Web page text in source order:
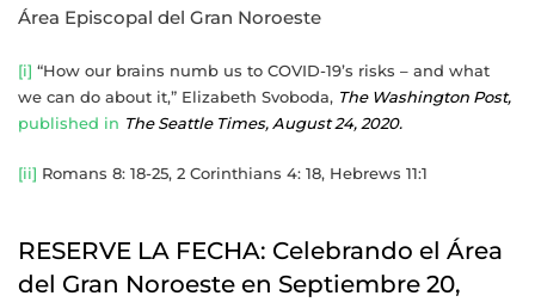
Área Episcopal del Gran Noroeste
[i] “How our brains numb us to COVID-19’s risks – and what
we can do about it,” Elizabeth Svoboda, The Washington Post,
published in The Seattle Times, August 24, 2020.
[ii] Romans 8: 18-25, 2 Corinthians 4: 18, Hebrews 11:1
RESERVE LA FECHA: Celebrando el Área
del Gran Noroeste en Septiembre 20,